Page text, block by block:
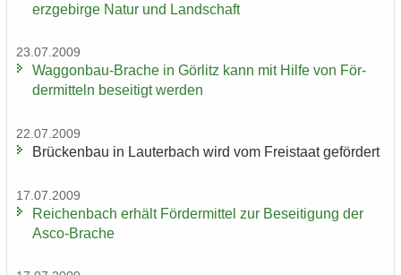
erz­ge­bir­ge Natur und Land­schaft
23.07.2009
Waggonbau-​Brache in Gör­litz kann mit Hilfe von För­
der­mit­teln be­sei­tigt wer­den
22.07.2009
Brü­cken­bau in Lau­ter­bach wird vom Frei­staat ge­för­dert
17.07.2009
Rei­chen­bach er­hält För­der­mit­tel zur Be­sei­ti­gung der
Asco-​Brache